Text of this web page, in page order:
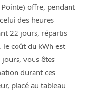
Pointe) offre, pendant
des heures
22 jours, répartis
le coût du kWh est
jours, vous êtes
durant ces
placé au tableau